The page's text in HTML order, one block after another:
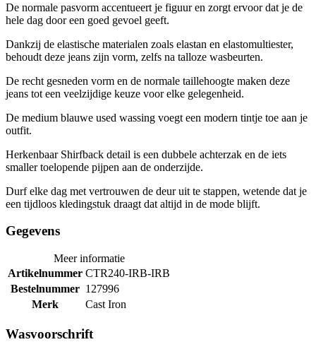
De normale pasvorm accentueert je figuur en zorgt ervoor dat je de
hele dag door een goed gevoel geeft.
Dankzij de elastische materialen zoals elastan en elastomultiester,
behoudt deze jeans zijn vorm, zelfs na talloze wasbeurten.
De recht gesneden vorm en de normale taillehoogte maken deze
jeans tot een veelzijdige keuze voor elke gelegenheid.
De medium blauwe used wassing voegt een modern tintje toe aan je
outfit.
Herkenbaar Shirfback detail is een dubbele achterzak en de iets
smaller toelopende pijpen aan de onderzijde.
Durf elke dag met vertrouwen de deur uit te stappen, wetende dat je
een tijdloos kledingstuk draagt dat altijd in de mode blijft.
Gegevens
Meer informatie
Artikelnummer CTR240-IRB-IRB
Bestelnummer 127996
Merk
Cast Iron
Wasvoorschrift